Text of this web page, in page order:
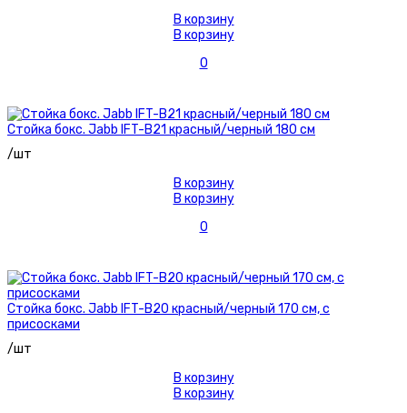
В корзину
В корзину
0
Стойка бокс. Jabb IFT-B21 красный/черный 180 см
/шт
В корзину
В корзину
0
Стойка бокс. Jabb IFT-B20 красный/черный 170 см, с
присосками
/шт
В корзину
В корзину